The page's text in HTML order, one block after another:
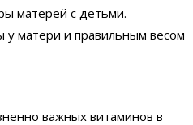
матерей с детьми.
у матери и правильным весом
важных витаминов в